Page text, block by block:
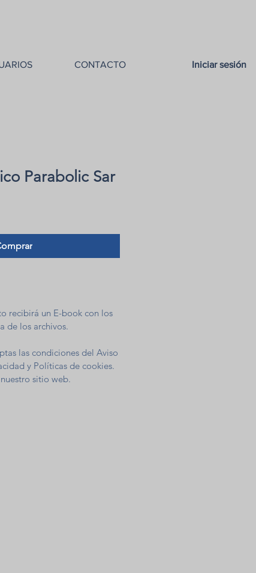
CONTACTO Iniciar sesión
Parabolic Sar
recibirá un E-book con los
de los archivos.
las condiciones del Aviso
y Políticas de cookies.
sitio web.